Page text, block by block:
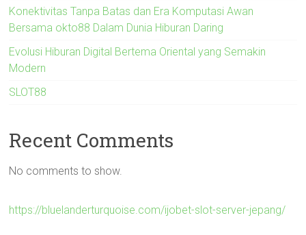
Konektivitas Tanpa Batas dan Era Komputasi Awan
Bersama okto88 Dalam Dunia Hiburan Daring
Evolusi Hiburan Digital Bertema Oriental yang Semakin
Modern
SLOT88
Recent Comments
No comments to show.
https://bluelanderturquoise.com/ijobet-slot-server-jepang/